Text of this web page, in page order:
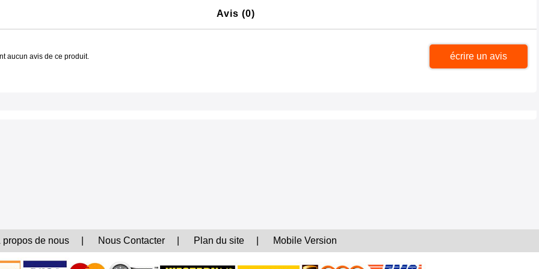
Avis (0)
aucun avis de ce produit. écrire un avis
propos de nous Nous Contacter Plan du site Mobile Version